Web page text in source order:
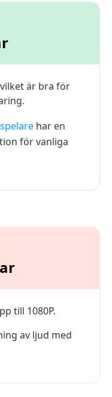
är bra för
har en
för vanliga
till 1080P.
av ljud med